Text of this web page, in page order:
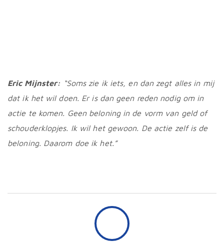
Eric Mijnster: “Soms zie ik iets, en dan zegt alles in mij
dat ik het wil doen. Er is dan geen reden nodig om in
actie te komen. Geen beloning in de vorm van geld of
schouderklopjes. Ik wil het gewoon. De actie zelf is de
beloning. Daarom doe ik het.”